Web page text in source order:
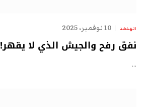
الهدهد 10 نوفمبر، 2025
نفق رفح والجيش الذي لا يقهر!
…